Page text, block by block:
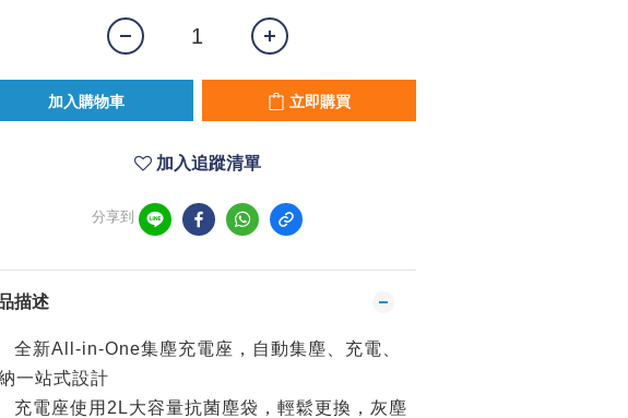
加入購物車 立即購買
加入追蹤清單
分享到
描述
全新All-in-One集塵充電座，自動集塵、充電、
一站式設計
充電座使用2L大容量抗菌塵袋，輕鬆更換，灰塵